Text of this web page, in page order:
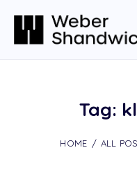
Tag:
HOME ALL